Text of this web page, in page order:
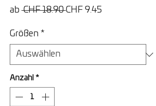
ab CHF 18.90 Standardpreis
CHF 9.45
Größen *
Anzahl *